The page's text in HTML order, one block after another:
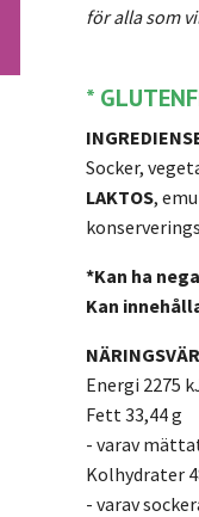
för alla som
*
Socker,
LAKTOS,
*Kan ha
Kan
N
Energi 2275
Fett 33,44 g
- varav
Kolhydrater
- varav